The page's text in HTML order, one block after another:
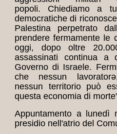
popoli. Chiediamo a
democratiche di
Palestina perpetrato
prendere fermamente le
oggi, dopo oltre
assassinati continua a
Governo di Israele.
che nessun
nessun territorio può
questa economia di
Appuntamento a lunedì
presidio nell'atrio del